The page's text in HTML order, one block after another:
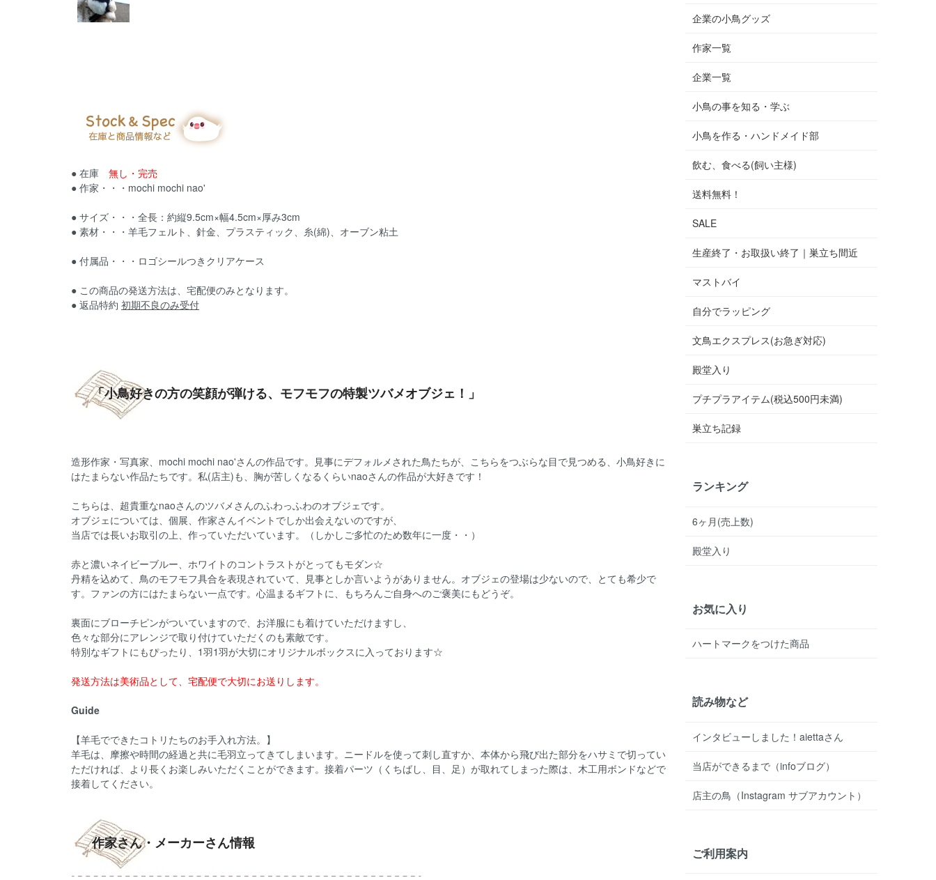
● 在庫 無し・完売
● 作家・・・mochi mochi nao'
● サイズ・・・全長：約縦9.5cm×幅4.5cm×厚み3cm
● 素材・・・羊毛フェルト、針金、プラスティック、糸(綿)、オーブン粘土
● 付属品・・・ロゴシールつきクリアケース
● この商品の発送方法は、宅配便のみとなります。
● 返品特約 初期不良のみ受付
「小鳥好きの方の笑顔が弾ける、モフモフの特製ツバメオブジェ！」
造形作家・写真家、mochi mochi nao'さんの作品です。見事にデフォルメされた鳥たちが、こちらをつぶらな目で見つめる、小鳥好きに
はたまらない作品たちです。私(店主)も、胸が苦しくなるくらいnaoさんの作品が大好きです！
こちらは、超貴重なnaoさんのツバメさんのふわっふわのオブジェです。
オブジェについては、個展、作家さんイベントでしか出会えないのですが、
当店では長いお取引の上、作っていただいています。（しかしご多忙のため数年に一度・・）
赤と濃いネイビーブルー、ホワイトのコントラストがとってもモダン☆
丹精を込めて、鳥のモフモフ具合を表現されていて、見事としか言いようがありません。オブジェの登場は少ないので、とても希少で
す。ファンの方にはたまらない一点です。心温まるギフトに、もちろんご自身へのご褒美にもどうぞ。
裏面にブローチピンがついていますので、お洋服にも着けていただけますし、
色々な部分にアレンジで取り付けていただくのも素敵です。
特別なギフトにもぴったり、1羽1羽が大切にオリジナルボックスに入っております☆
発送方法は美術品として、宅配便で大切にお送りします。
Guide
【羊毛でできたコトリたちのお手入れ方法。】
羊毛は、摩擦や時間の経過と共に毛羽立ってきてしまいます。ニードルを使って刺し直すか、本体から飛び出た部分をハサミで切ってい
ただければ、より長くお楽しみいただくことができます。接着パーツ（くちばし、目、足）が取れてしまった際は、木工用ボンドなどで
接着してください。
作家さん・メーカーさん情報
企業の小鳥グッズ
作家一覧
企業一覧
小鳥の事を知る・学ぶ
小鳥を作る・ハンドメイド部
飲む、食べる(飼い主様)
送料無料！
SALE
生産終了・お取扱い終了｜巣立ち間近
マストバイ
自分でラッピング
文鳥エクスプレス(お急ぎ対応)
殿堂入り
プチプラアイテム(税込500円未満)
巣立ち記録
ランキング
6ヶ月(売上数)
殿堂入り
お気に入り
ハートマークをつけた商品
読み物など
インタビューしました！aiettaさん
当店ができるまで（infoブログ）
店主の鳥（Instagram サブアカウント）
ご利用案内